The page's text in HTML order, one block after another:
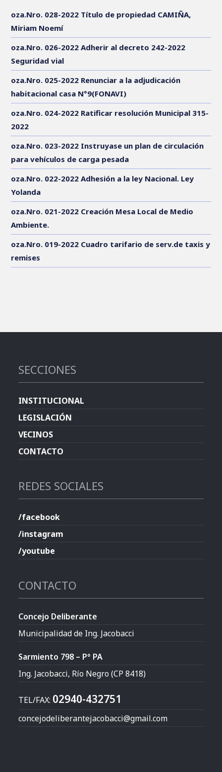
oza.Nro. 028-2022 Título de propiedad CAMIÑA,
Miriam Noemí
oza.Nro. 026-2022 Adherir al decreto 242-2022
Seguridad vial
oza.Nro. 025-2022 Renunciar a la adjudicación
habitacional casa N°9(FONAVI)
oza.Nro. 024-2022 Ratificar resolución Municipal 315-
2022
oza.Nro. 023-2022 Instruyase un plan de circulación
para vehículos de carga pesada
oza.Nro. 022-2022 Adhesión a la ley Nacional. Ley
Yolanda
oza.Nro. 021-2022 Creación Mesa Local de Medio
Ambiente.
oza.Nro. 019-2022 Cuadro tarifario de serv.de taxis y
remises
SECCIONES
INSTITUCIONAL
LEGISLACIÓN
VECINOS
CONTACTO
REDES SOCIALES
/facebook
/instagram
/youtube
CONTACTO
Concejo Deliberante
Municipalidad de Ing. Jacobacci
Sarmiento 798 – P° PA
Ing. Jacobacci, Río Negro (CP 8418)
TEL/FAX: 02940-432751
concejodeliberantejacobacci@gmail.com